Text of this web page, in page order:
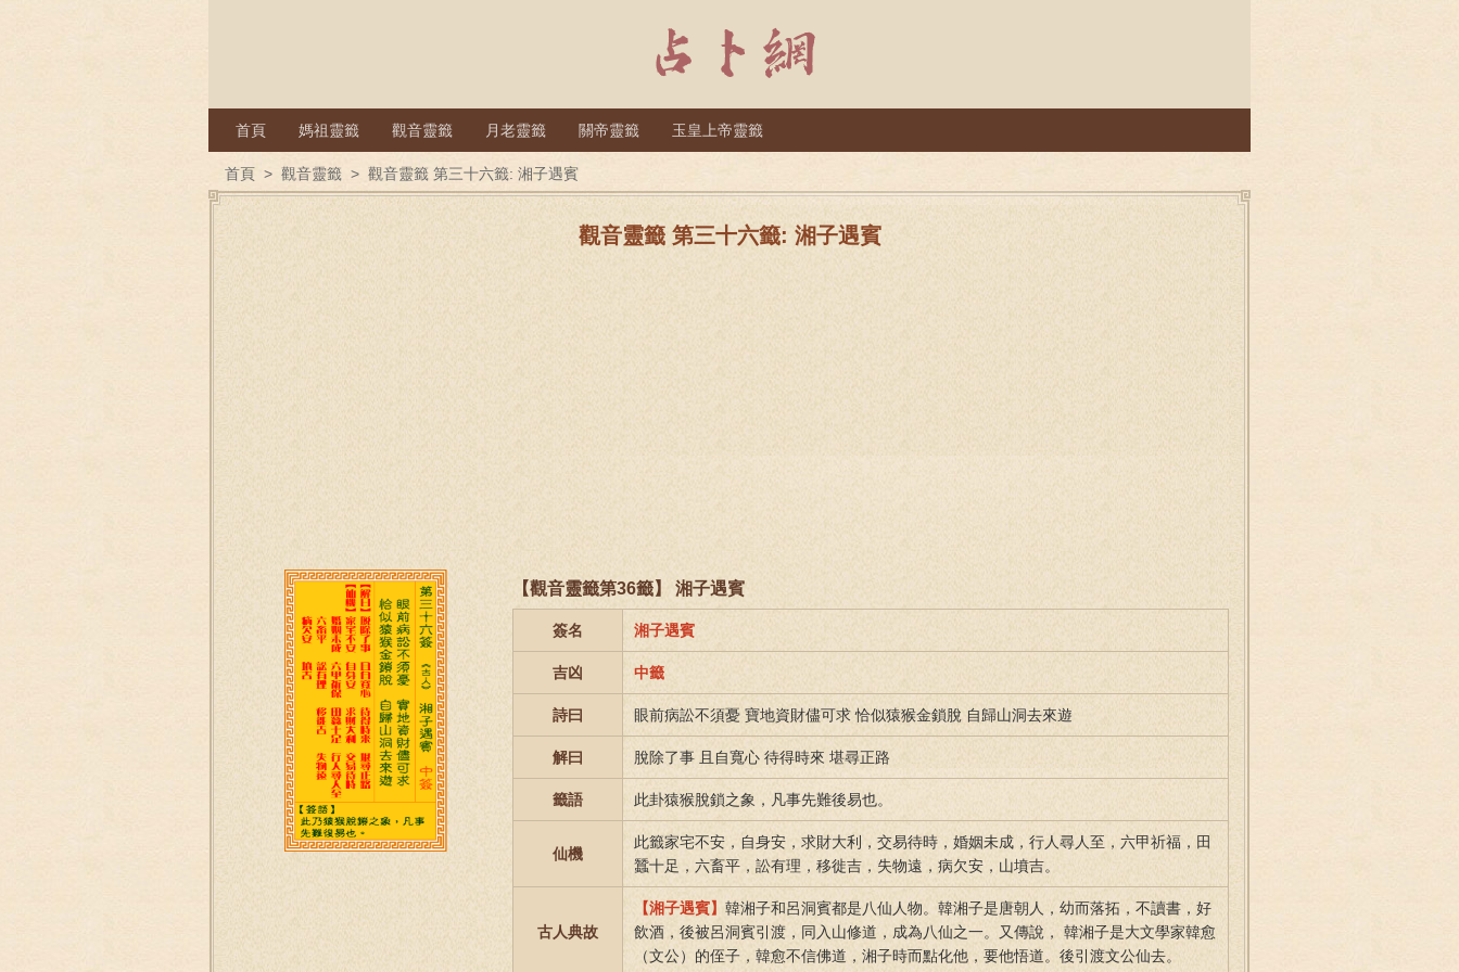
首頁 媽祖靈籤 觀音靈籤 月老靈籤 關帝靈籤 玉皇上帝靈籤
首頁 > 觀音靈籤 > 觀音靈籤 第三十六籤: 湘子遇賓
觀音靈籤 第三十六籤: 湘子遇賓
【觀音靈籤第36籤】 湘子遇賓
簽名 湘子遇賓
吉凶 中籤
詩曰 眼前病訟不須憂 寶地資財儘可求 恰似猿猴金鎖脫 自歸山洞去來遊
解曰 脫除了事 且自寬心 待得時來 堪尋正路
籤語 此卦猿猴脫鎖之象，凡事先難後易也。
仙機
此籤家宅不安，自身安，求財大利，交易待時，婚姻未成，行人尋人至，六甲祈福，田
蠶十足，六畜平，訟有理，移徙吉，失物遠，病欠安，山墳吉。
古人典故
【湘子遇賓】 韓湘子和呂洞賓都是八仙人物。韓湘子是唐朝人，幼而落拓，不讀書，好
飲酒，後被呂洞賓引渡，同入山修道，成為八仙之一。又傳說， 韓湘子是大文學家韓愈
（文公）的侄子，韓愈不信佛道，湘子時而點化他，要他悟道。後引渡文公仙去。